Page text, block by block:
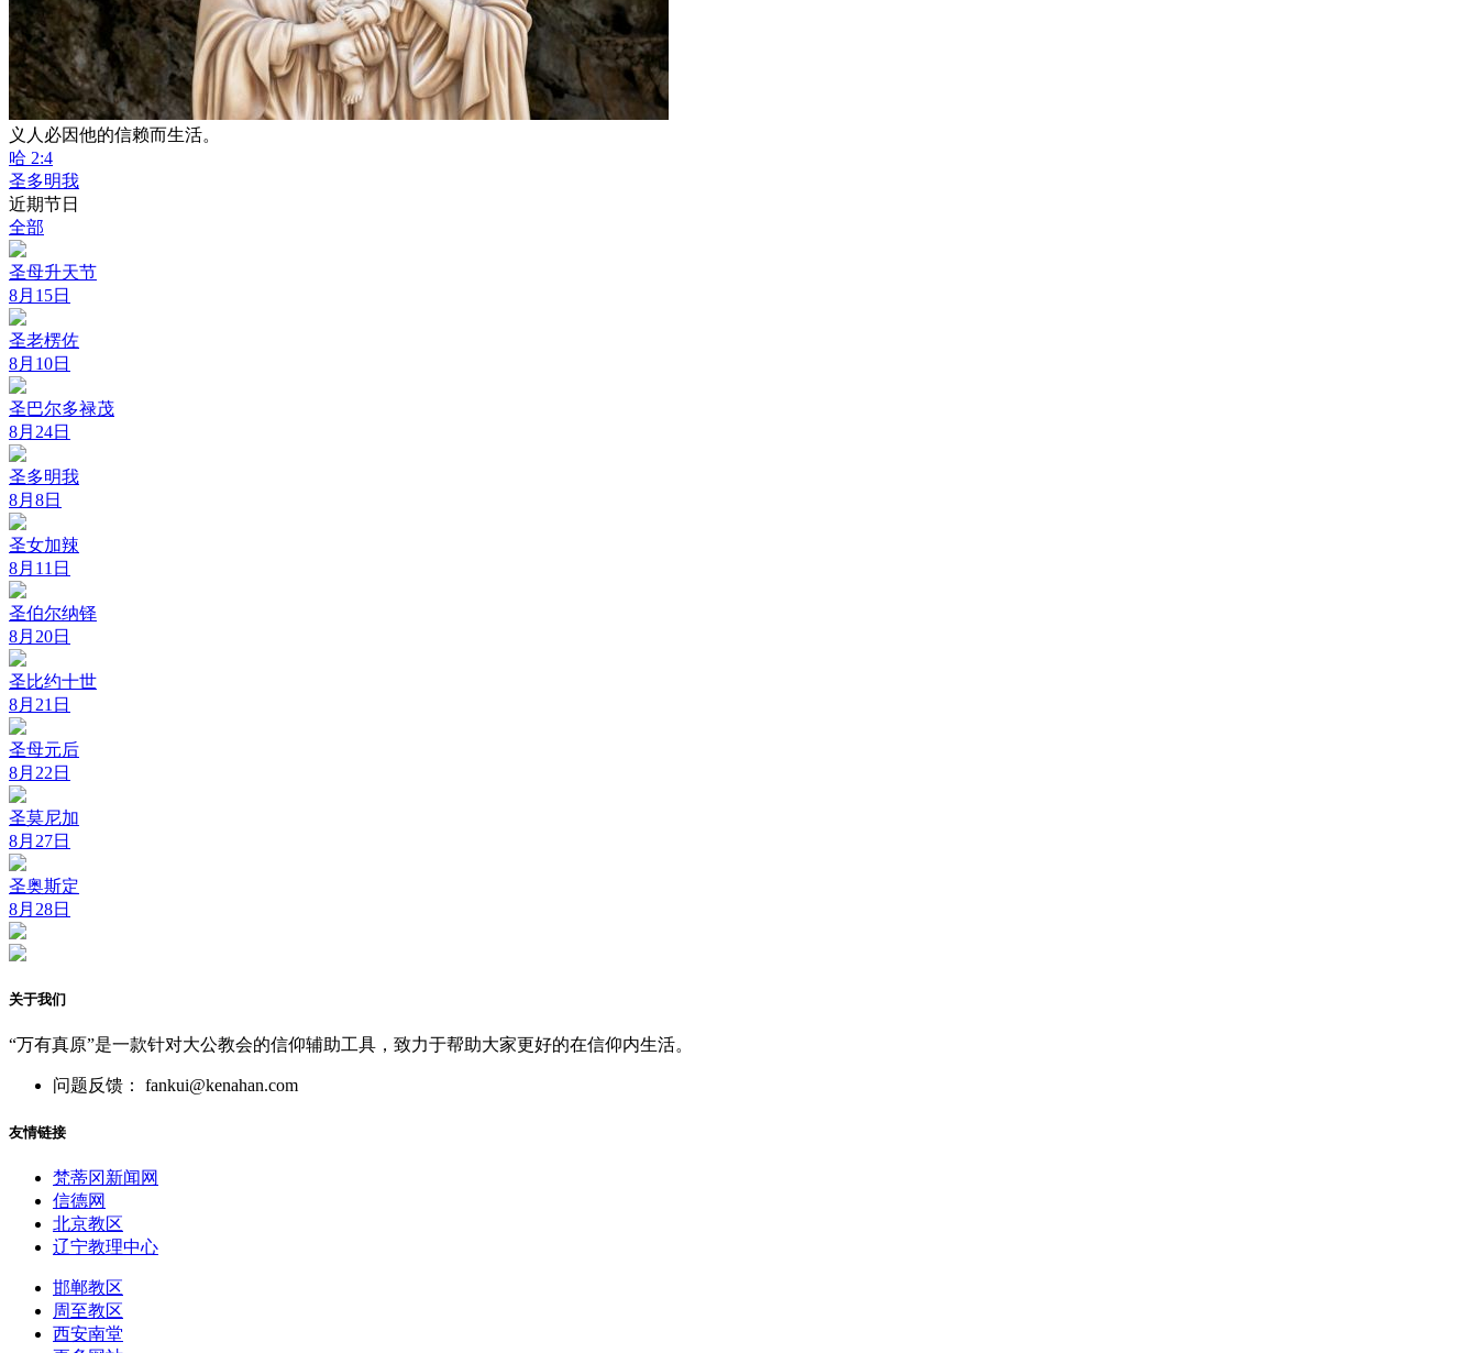
义人必因他的信赖而生活。
哈 2:4
圣多明我
近期节日
全部
圣母升天节
8月15日
圣老楞佐
8月10日
圣巴尔多禄茂
8月24日
圣多明我
8月8日
圣女加辣
8月11日
圣伯尔纳铎
8月20日
圣比约十世
8月21日
圣母元后
8月22日
圣莫尼加
8月27日
圣奥斯定
8月28日
关于我们
“万有真原”是一款针对大公教会的信仰辅助工具，致力于帮助大家更好的在信仰内生活。
问题反馈： fankui@kenahan.com
友情链接
梵蒂冈新闻网
信德网
北京教区
辽宁教理中心
邯郸教区
周至教区
西安南堂